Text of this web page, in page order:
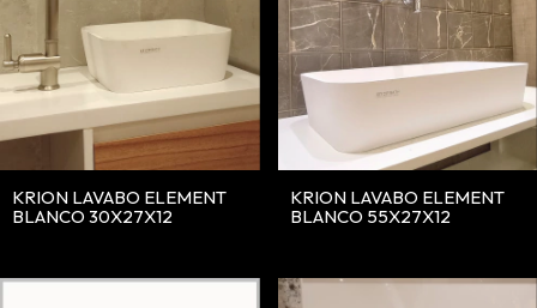
KRION LAVABO ELEMENT
BLANCO 30X27X12
KRION LAVABO ELEMENT
BLANCO 55X27X12